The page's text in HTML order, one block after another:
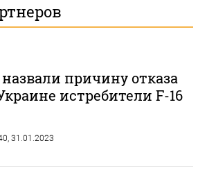
причину отказа
истребители F-16
31.01.2023